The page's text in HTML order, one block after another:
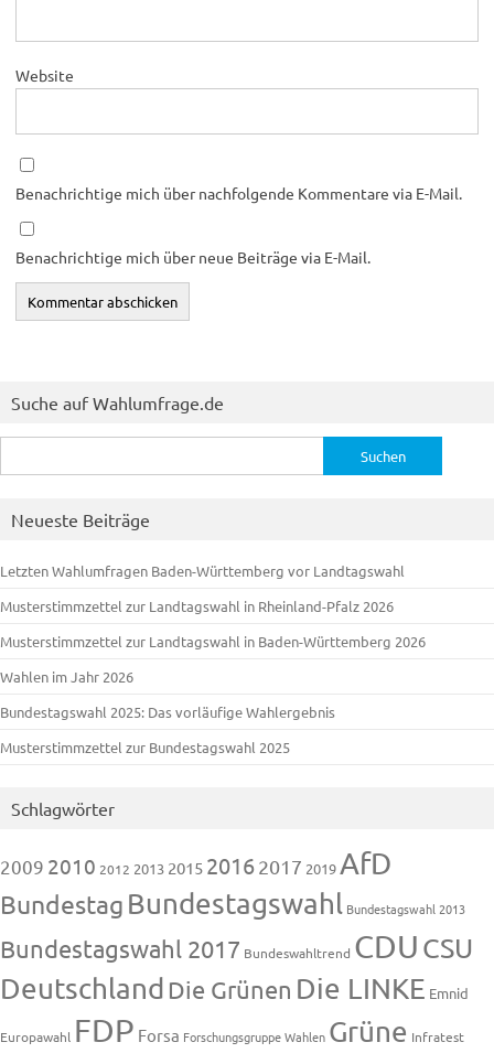
Website
Benachrichtige mich über nachfolgende Kommentare via E-Mail.
Benachrichtige mich über neue Beiträge via E-Mail.
Suche auf Wahlumfrage.de
nach:
Neueste Beiträge
Letzten Wahlumfragen Baden-Württemberg vor Landtagswahl
Musterstimmzettel zur Landtagswahl in Rheinland-Pfalz 2026
Musterstimmzettel zur Landtagswahl in Baden-Württemberg 2026
Wahlen im Jahr 2026
Bundestagswahl 2025: Das vorläufige Wahlergebnis
Musterstimmzettel zur Bundestagswahl 2025
Schlagwörter
2009 2010 2012 2013 2015 20162017 2019AfD
Bundestag Bundestagswahl Bundestagswahl 2013
Bundestagswahl 2017 Bundeswahltrend CDUCSU
Deutschland Die Grünen Die LINKE Emnid
Europawahl FDP Forsa Forschungsgruppe Wahlen Grüne Infratest